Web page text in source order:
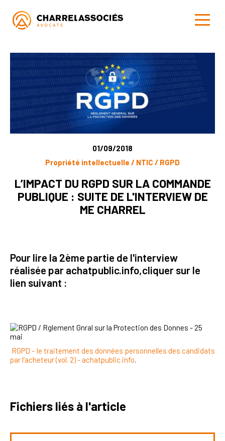
01/09/2018
Propriété intellectuelle / NTIC / RGPD
L’IMPACT DU RGPD SUR LA COMMANDE
PUBLIQUE : SUITE DE L'INTERVIEW DE
ME CHARREL
Pour lire la 2ème partie de l'interview
réalisée par achatpublic.info,cliquer sur le
lien suivant :
RGPD - le traitement des données personnelles des candidats
par l’acheteur (vol. 2) - achatpublic.info.
Fichiers liés à l'article